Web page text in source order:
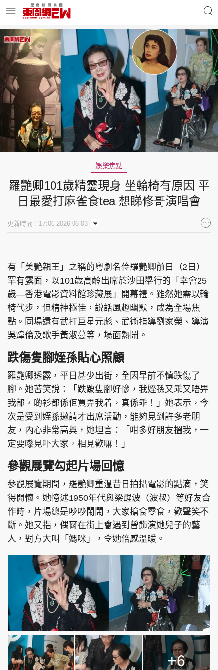
明星名人 時事財經
東周Ladies 優享生活
東周食玩通 會員活動
玄學靈異 東周專欄
東周刊 cazbuyer 東Touch
PCM 電腦廣場 星島頭條
頭條日報 星島環球 The Standard
親子王 Oh!爸媽 JobMarket
頭條搵工 EDUPLUS
關於我們
聯絡我們
隱私政策聲明
使用條款
版權及免責聲明
Copyright © 東周網 版權所有 . 不得轉載
©Eastweek.com.hk. All rights reserved.
娛樂焦點
羅艷卿101歲精靈現身 坐輪椅有原因 平
日最愛打麻雀食tea 想睇修哥演唱會
更新時間：17:00 2026-06-03
有「美艷親王」之稱的粵劇名伶羅艷卿前日（2日）
罕有露面，以101歲高齡出席於沙田舉行的「幸會25
歲—香港電影資料館珍藏展」開幕禮。雖然她需以輪
椅代步，但精神極佳，說話風趣幽默，成為全場焦
點。同場還有武打巨星元彪、武術指導劉家榮、導演
吳煒倫及歌手黃淑蔓等，場面熱鬧。
跌傷隻腳姪孫貼心照顧
羅艷卿透露，平日甚少出街，全因早前不慎跌傷了
腳。她苦笑說：「跌跛隻腳好慘，我姪孫又乖又唔畀
我郁，啲衫都係佢買畀我着，真係乖！」她表示，今
次是受到姪孫邀請才出席活動，能夠見到許多老朋
友，內心非常高興，她坦言：「咁多好朋友搵我，一
定要嚟見吓大家，相見歡嘛！」
參觀展覽勾起片場回憶
參觀展覽期間，羅艷卿重溫昔日拍攝電影的點滴，笑
得開懷。她憶述1950年代與梁醒波（波叔）等好友合
作時，片場總是吵吵鬧鬧，大家搶食零食，歡聲笑不
斷。她又指，偶爾在街上會遇到曾飾演她兒子的藝
人，對方大叫「媽咪」，令她倍感溫暖。
+6